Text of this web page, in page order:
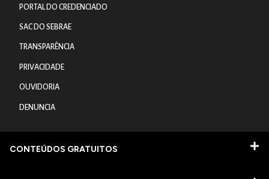
PORTAL DO CREDENCIADO
SAC DO SEBRAE
TRANSPARÊNCIA
PRIVACIDADE
OUVIDORIA
DENUNCIA
CONTEÚDOS GRATUITOS